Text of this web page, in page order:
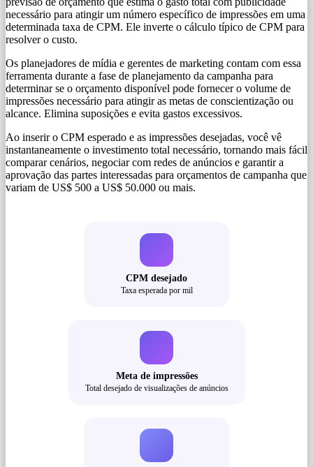
necessário para atingir um número específico de impressões em uma
determinada taxa de CPM. Ele inverte o cálculo típico de CPM para
resolver o custo.
Os planejadores de mídia e gerentes de marketing contam com essa
ferramenta durante a fase de planejamento da campanha para
determinar se o orçamento disponível pode fornecer o volume de
impressões necessário para atingir as metas de conscientização ou
alcance. Elimina suposições e evita gastos excessivos.
Ao inserir o CPM esperado e as impressões desejadas, você vê
instantaneamente o investimento total necessário, tornando mais fácil
comparar cenários, negociar com redes de anúncios e garantir a
aprovação das partes interessadas para orçamentos de campanha que
variam de US$ 500 a US$ 50.000 ou mais.
CPM desejado
Taxa esperada por mil
Meta de impressões
Total desejado de visualizações de anúncios